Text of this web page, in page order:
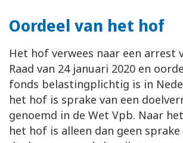
Oordeel van het hof
Het hof verwees naar een arrest
Raad van 24 januari 2020 en
fonds belastingplichtig is in
het hof is sprake van een
genoemd in de Wet Vpb. Naar
het hof is alleen dan geen sprake